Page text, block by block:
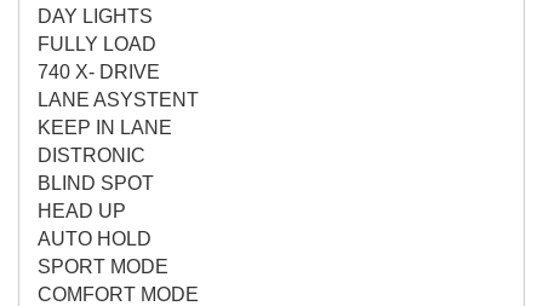
DAY LIGHTS
FULLY LOAD
740 X- DRIVE
LANE ASYSTENT
KEEP IN LANE
DISTRONIC
BLIND SPOT
HEAD UP
AUTO HOLD
SPORT MODE
COMFORT MODE